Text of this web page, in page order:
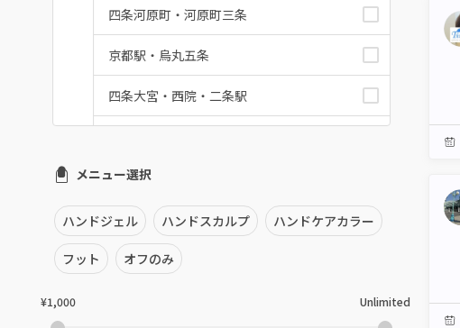
四条河原町・河原町三条
京都駅・烏丸五条
四条大宮・西院・二条駅
上京区・左京区・北区
山科・東山
南区・伏見
メニュー選択
ハンドジェル ハンドスカルプ ハンドケアカラー
フット オフのみ
¥1,000 Unlimited